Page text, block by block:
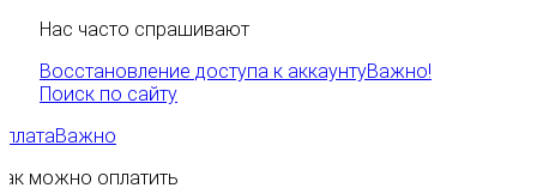
Нас часто спрашивают
Восстановление доступа к аккаунтуВажно!
Поиск по сайту
Важно
можно оплатить